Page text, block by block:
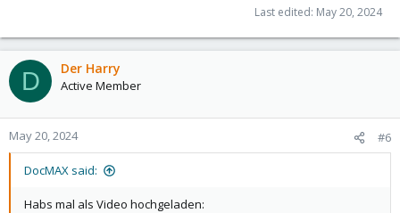
Last edited: May 20, 2024
D Der Harry
Active Member
May 20, 2024 #6
DocMAX said:
Habs mal als Video hochgeladen: